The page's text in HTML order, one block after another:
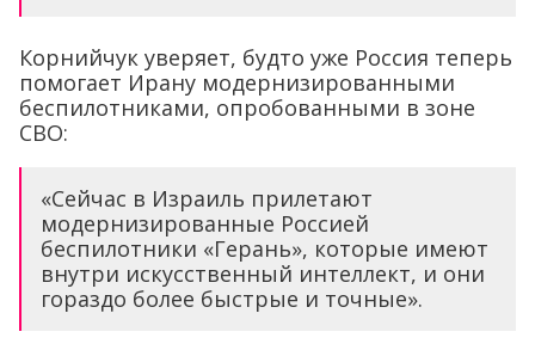
Корнийчук уверяет, будто уже Россия теперь
помогает Ирану модернизированными
беспилотниками, опробованными в зоне
СВО:
«Сейчас в Израиль прилетают
модернизированные Россией
беспилотники «Герань», которые имеют
внутри искусственный интеллект, и они
гораздо более быстрые и точные».